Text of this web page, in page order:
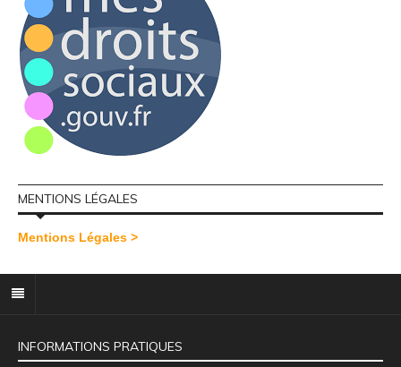
MENTIONS LÉGALES
Mentions Légales >
INFORMATIONS PRATIQUES